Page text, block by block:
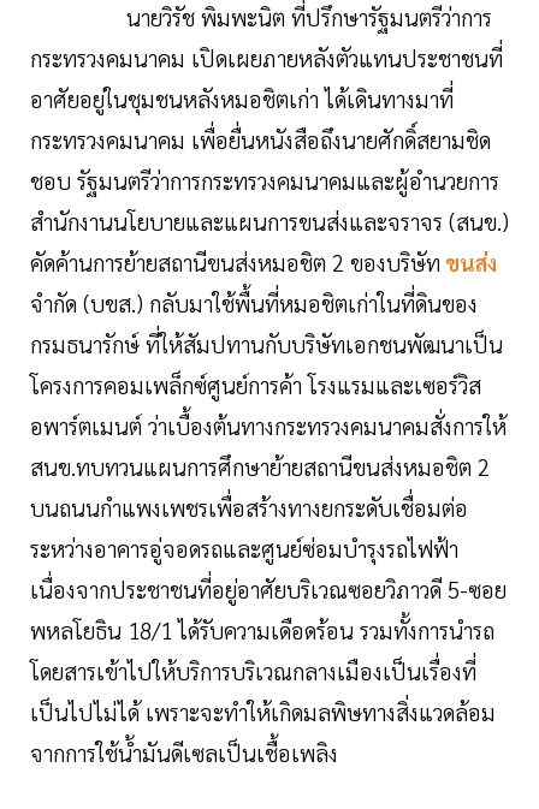
นายวิรัช พิมพะนิต ที่ปรึกษารัฐมนตรีว่าการ
กระทรวงคมนาคม เปิดเผยภายหลังตัวแทนประชาชนที่
อาศัยอยู่ในชุมชนหลังหมอชิตเก่า ได้เดินทางมาที่
กระทรวงคมนาคม เพื่อยื่นหนังสือถึงนายศักดิ์สยามชิด
ชอบ รัฐมนตรีว่าการกระทรวงคมนาคมและผู้อำนวยการ
สำนักงานนโยบายและแผนการขนส่งและจราจร (สนข.)
คัดค้านการย้ายสถานีขนส่งหมอชิต 2 ของบริษัท ขนส่ง
จำกัด (บขส.) กลับมาใช้พื้นที่หมอชิตเก่าในที่ดินของ
กรมธนารักษ์ ที่ให้สัมปทานกับบริษัทเอกชนพัฒนาเป็น
โครงการคอมเพล็กซ์ศูนย์การค้า โรงแรมและเซอร์วิส
อพาร์ตเมนต์ ว่าเบื้องต้นทางกระทรวงคมนาคมสั่งการให้
สนข.ทบทวนแผนการศึกษาย้ายสถานีขนส่งหมอชิต 2
บนถนนกำแพงเพชรเพื่อสร้างทางยกระดับเชื่อมต่อ
ระหว่างอาคารอู่จอดรถและศูนย์ซ่อมบำรุงรถไฟฟ้า
เนื่องจากประชาชนที่อยู่อาศัยบริเวณซอยวิภาวดี 5-ซอย
พหลโยธิน 18/1 ได้รับความเดือดร้อน รวมทั้งการนำรถ
โดยสารเข้าไปให้บริการบริเวณกลางเมืองเป็นเรื่องที่
เป็นไปไม่ได้ เพราะจะทำให้เกิดมลพิษทางสิ่งแวดล้อม
จากการใช้น้ำมันดีเซลเป็นเชื้อเพลิง